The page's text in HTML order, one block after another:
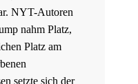
NYT-Autoren
nahm Platz,
Platz am
setzte sich der